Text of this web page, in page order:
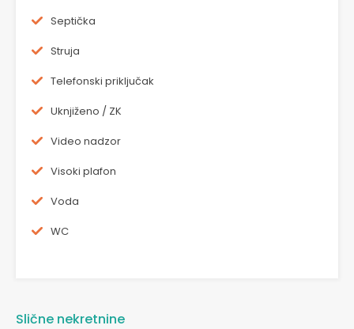
Septička
Struja
Telefonski priključak
Uknjiženo / ZK
Video nadzor
Visoki plafon
Voda
WC
Slične nekretnine